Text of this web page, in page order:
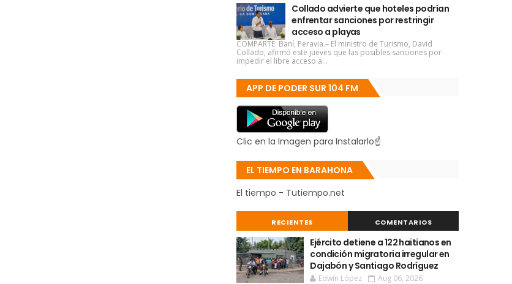
Collado advierte que hoteles podrían
enfrentar sanciones por restringir
acceso a playas
COMPARTE: Baní, Peravia.– El ministro de Turismo, David
Collado, afirmó este jueves que las posibles sanciones por
impedir el libre acceso a...
APP DE PODER SUR 104 FM
Clic en la Imagen para Instalarlo☝
EL TIEMPO EN BARAHONA
El tiempo - Tutiempo.net
RECIENTES COMENTARIOS
Ejército detiene a 122 haitianos en
condición migratoria irregular en
Dajabón y Santiago Rodríguez
Edwin López Aug 06, 2026